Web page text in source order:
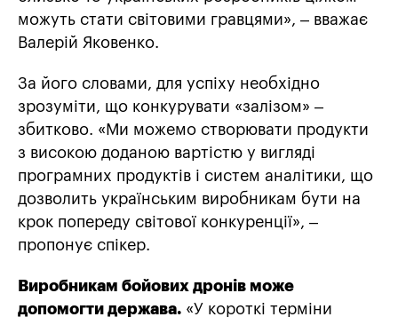
можуть стати світовими гравцями», – вважає
Валерій Яковенко.
За його словами, для успіху необхідно
зрозуміти, що конкурувати «залізом» –
збитково. «Ми можемо створювати продукти
з високою доданою вартістю у вигляді
програмних продуктів і систем аналітики, що
дозволить українським виробникам бути на
крок попереду світової конкуренції», –
пропонує спікер.
Виробникам бойових дронів може
допомогти держава. «У короткі терміни